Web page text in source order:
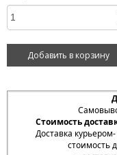
Стоимость
Доставка
стоимость